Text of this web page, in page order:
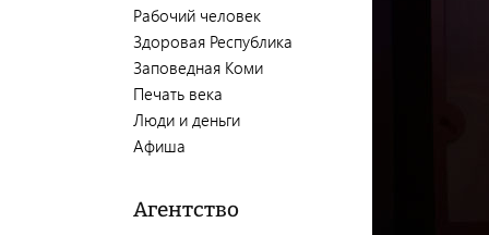
Рабочий человек
Здоровая Республика
Заповедная Коми
Печать века
Люди и деньги
Афиша
Агентство